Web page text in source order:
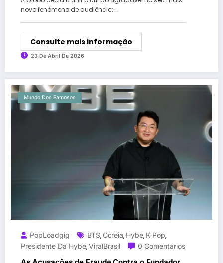
novo fenômeno de audiência:…
Consulte mais informação
23 De Abril De 2026
Mundo Dos Famosos
PopLoadgig BTS, Coreia, Hybe, K-Pop,
Presidente Da Hybe,ViralBrasil 0 Comentários